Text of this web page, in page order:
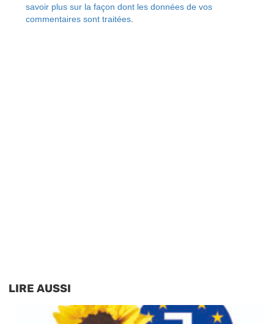
savoir plus sur la façon dont les données de vos
commentaires sont traitées
LIRE AUSSI